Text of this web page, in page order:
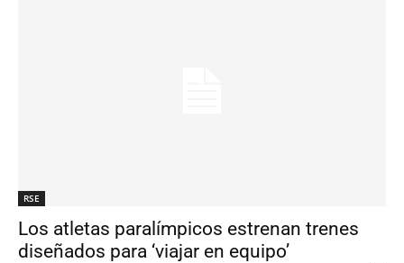
RSE
Los atletas paralímpicos estrenan trenes
diseñados para ‘viajar en equipo’